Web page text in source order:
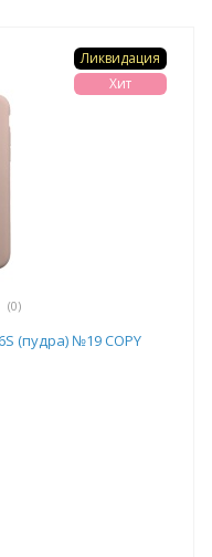
(0)
Ликвидация
Хит
(пудра) №19 COPY